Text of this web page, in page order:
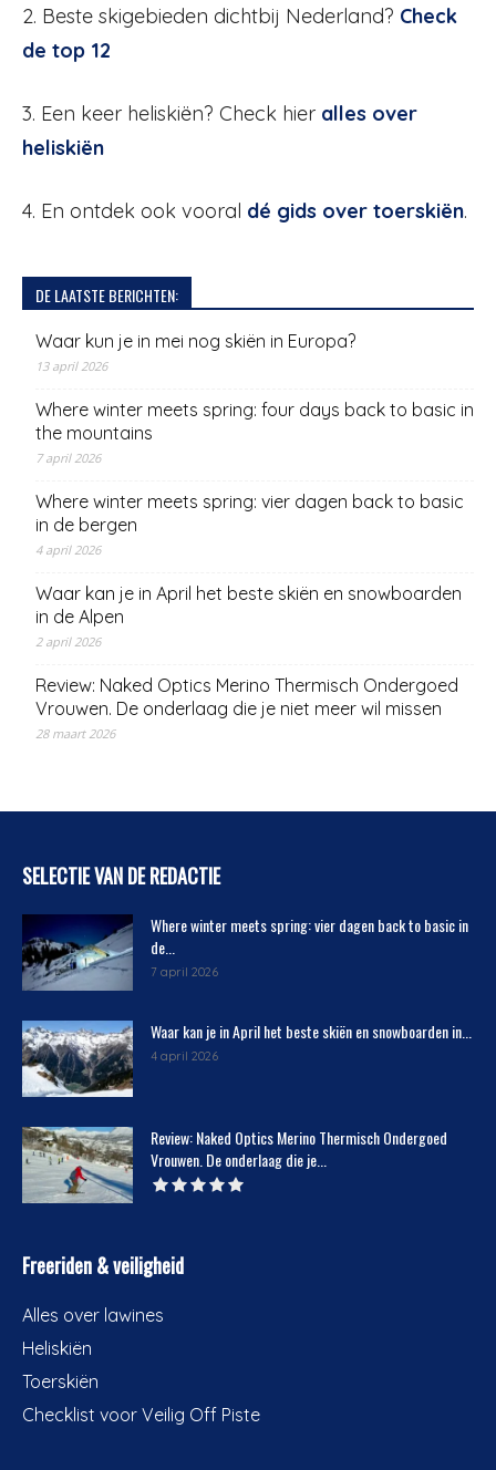
2. Beste skigebieden dichtbij Nederland? Check
de top 12
3. Een keer heliskiën? Check hier alles over
heliskiën
4. En ontdek ook vooral dé gids over toerskiën.
DE LAATSTE BERICHTEN:
Waar kun je in mei nog skiën in Europa?
13 april 2026
Where winter meets spring: four days back to basic in
the mountains
7 april 2026
Where winter meets spring: vier dagen back to basic
in de bergen
4 april 2026
Waar kan je in April het beste skiën en snowboarden
in de Alpen
2 april 2026
Review: Naked Optics Merino Thermisch Ondergoed
Vrouwen. De onderlaag die je niet meer wil missen
28 maart 2026
SELECTIE VAN DE REDACTIE
Where winter meets spring: vier dagen back to basic in
de...
7 april 2026
Waar kan je in April het beste skiën en snowboarden in...
4 april 2026
Review: Naked Optics Merino Thermisch Ondergoed
Vrouwen. De onderlaag die je...
Freeriden & veiligheid
Alles over lawines
Heliskiën
Toerskiën
Checklist voor Veilig Off Piste